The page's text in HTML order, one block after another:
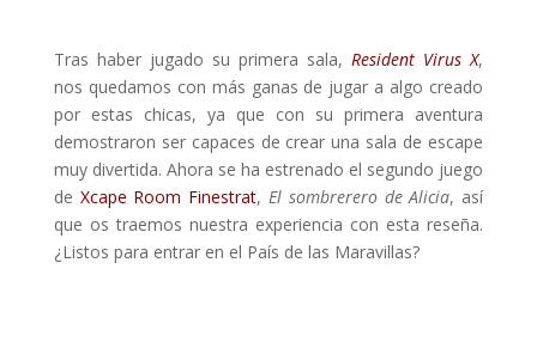
Tras haber jugado su primera sala, Resident Virus X,
nos quedamos con más ganas de jugar a algo creado
por estas chicas, ya que con su primera aventura
demostraron ser capaces de crear una sala de escape
muy divertida. Ahora se ha estrenado el segundo juego
de Xcape Room Finestrat, El sombrerero de Alicia, así
que os traemos nuestra experiencia con esta reseña.
¿Listos para entrar en el País de las Maravillas?